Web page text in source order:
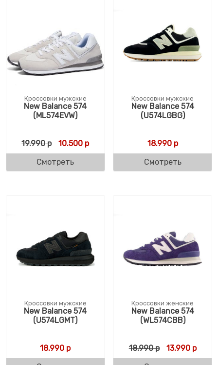
Кроссовки мужские
New Balance 574
(ML574EVW)
19.990р Первоначальная цена составляла 19.990
10.500 рТекущая цена: 10.500 р.
Смотреть
Кроссовки мужские
New Balance 574
(U574LGBG)
18.990р
Смотреть
Кроссовки мужские
New Balance 574
(U574LGMT)
18.990 р
Кроссовки женские
New Balance 574
(WL574CBB)
18.990р 13.990р